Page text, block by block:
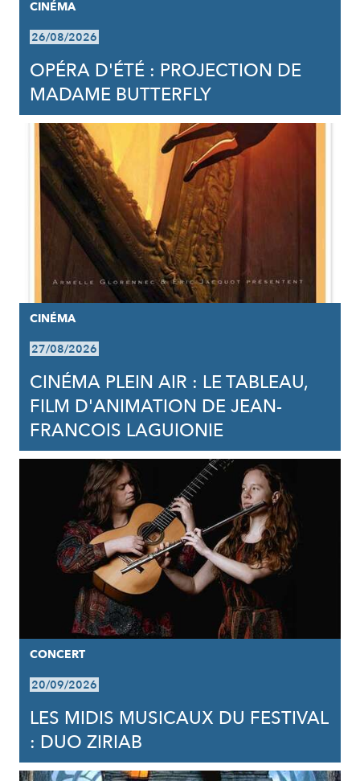
CINÉMA
26/08/2026
OPÉRA D'ÉTÉ : PROJECTION DE
MADAME BUTTERFLY
CINÉMA
27/08/2026
CINÉMA PLEIN AIR : LE TABLEAU,
FILM D'ANIMATION DE JEAN-
FRANCOIS LAGUIONIE
CONCERT
20/09/2026
LES MIDIS MUSICAUX DU FESTIVAL
: DUO ZIRIAB